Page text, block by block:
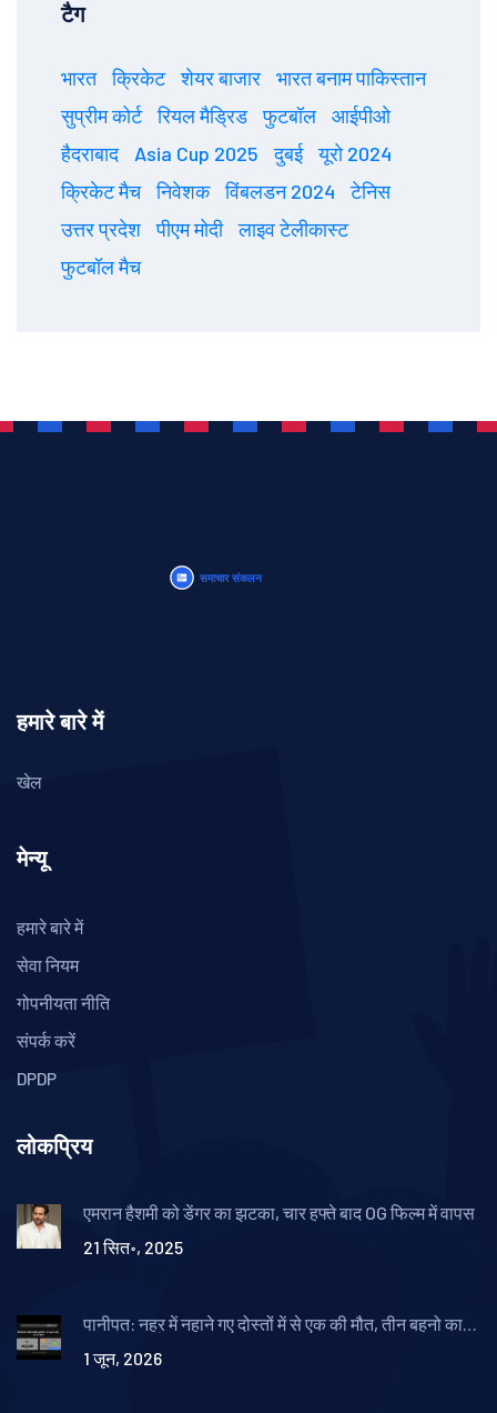
टैग
भारत क्रिकेट शेयर बाजार
भारत बनाम पाकिस्तान
सुप्रीम कोर्ट
रियल मैड्रिड फुटबॉल
आईपीओ
हैदराबाद
Asia Cup 2025 दुबई
यूरो 2024
क्रिकेट मैच
निवेशक विंबलडन 2024
टेनिस
उत्तर प्रदेश
पीएम मोदी
लाइव टेलीकास्ट
फुटबॉल मैच
हमारे बारे में
खेल
मेन्यू
हमारे बारे में
सेवा नियम
गोपनीयता नीति
संपर्क करें
DPDP
लोकप्रिय
एमरान हैशमी को डेंगर का झटका, चार हफ्ते बाद OG फिल्म में वापस
21 सित॰, 2025
पानीपत: नहर में नहाने गए दोस्तों में से एक की मौत, तीन बहनो का
1 जून, 2026